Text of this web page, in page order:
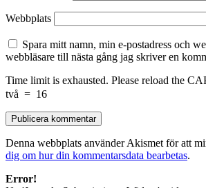
Webbplats
Spara mitt namn, min e-postadress och
webbläsare till nästa gång jag skriver en
Time limit is exhausted. Please reload the
två = 16
Denna webbplats använder Akismet för att
dig om hur din kommentarsdata bearbetas.
Error!